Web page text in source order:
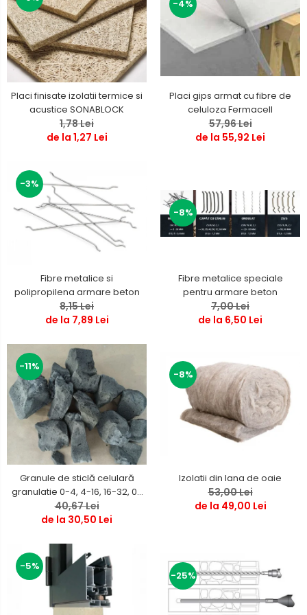
Placi finisate izolatii termice si
acustice SONABLOCK
1,78 Lei
de la 1,27 Lei
-4%
Placi gips armat cu fibre de
celuloza Fermacell
57,96 Lei
de la 55,92 Lei
-3%
Fibre metalice si
polipropilena armare beton
8,15 Lei
de la 7,89 Lei
-8%
Fibre metalice speciale
pentru armare beton
7,00 Lei
de la 6,50 Lei
-11%
Granule de sticlă celulară
granulatie 0-4, 4-16, 16-32, 0-
63, 0 -120 mm
40,67 Lei
de la 30,50 Lei
-8%
Izolatii din lana de oaie
53,00 Lei
de la 49,00 Lei
-5%
-25%